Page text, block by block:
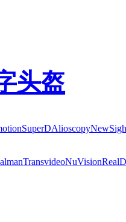
头盔
SuperDAlioscopy
TransvideoNuVisionRealD